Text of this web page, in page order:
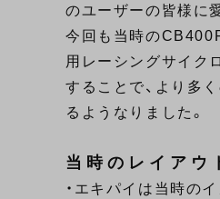
のユーザーの皆様に
今回も当時の
用レーシングサイク
することで、より多
るようなりました。
当時のレイアウ
・エキパイは当時の